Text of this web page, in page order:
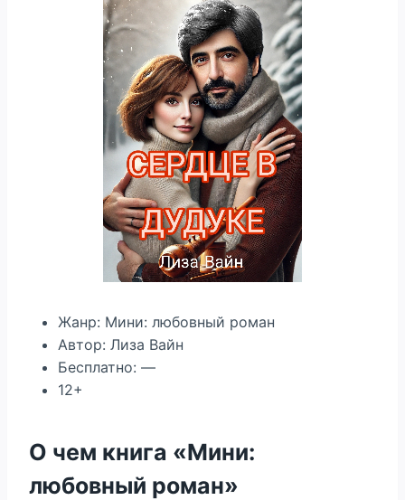
Жанр: Мини: любовный роман
Автор: Лиза Вайн
Бесплатно: —
12+
О чем книга «Мини:
любовный роман»